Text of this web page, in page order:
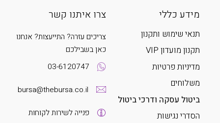
מידע כללי
תנאי שימוש ותקנון
תקנון מועדון VIP
מדיניות פרטיות
משלוחים
ביטול עסקה ודרכי ביטול
הסדרי נגישות
צרו איתנו קשר
צריכים עזרה? התייעצות? אנחנו
כאן בשבילכם
03-6120747
bursa@thebursa.co.il
פנייה לשירות לקוחות